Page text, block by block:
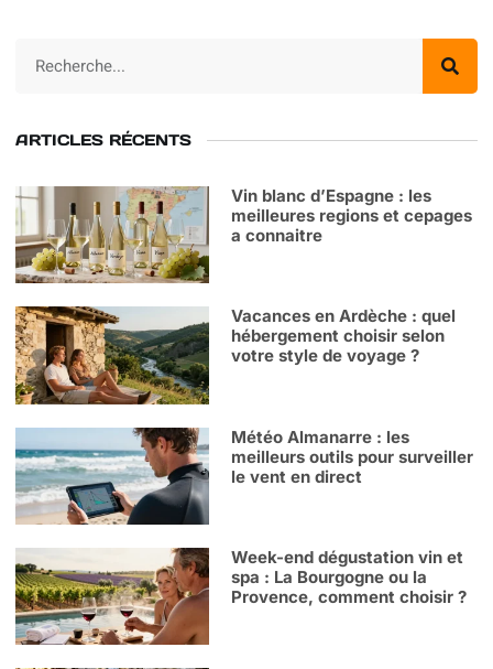
ARTICLES RÉCENTS
Vin blanc d’Espagne : les
meilleures regions et cepages
a connaitre
Vacances en Ardèche : quel
hébergement choisir selon
votre style de voyage ?
Météo Almanarre : les
meilleurs outils pour surveiller
le vent en direct
Week-end dégustation vin et
spa : La Bourgogne ou la
Provence, comment choisir ?